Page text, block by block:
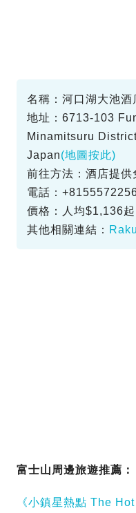
名稱：河口湖大池
地址：6713-103
Minamitsuru
Japan(地圖按此)
前往方法：酒店提
電話：
價格：人均$1,136起
其他相關連結：
富士山周邊旅遊推薦：
《小鎮星熱點 The